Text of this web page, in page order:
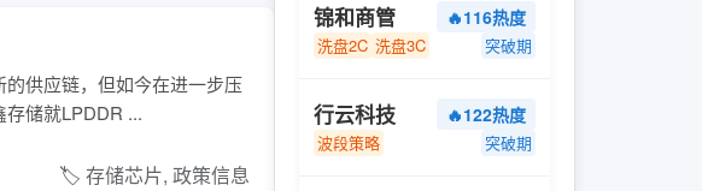
供应链，但如今在进一步压
储就LPDDR ...
🏷️ 存储芯片, 政策信息
锦和商管 🔥116热度
洗盘2C 洗盘3C 突破期
行云科技 🔥122热度
波段策略 突破期